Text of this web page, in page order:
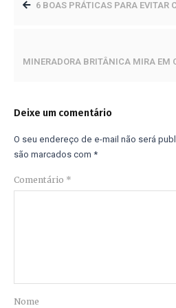
6 BOAS PRÁTICAS PARA EVITAR
Deixe um comentário
O seu endereço de e-mail não será
são marcados com *
Comentário *
Nome